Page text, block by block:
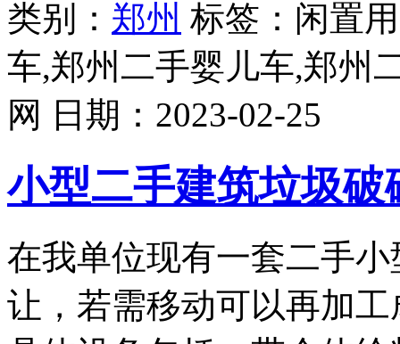
类别： 郑州 标签：闲置
车,郑州二手婴儿车,郑州
网
日期： 2023-02-25
小型二手建筑垃圾破
在我单位现有一套二手
让，若需移动可以再加